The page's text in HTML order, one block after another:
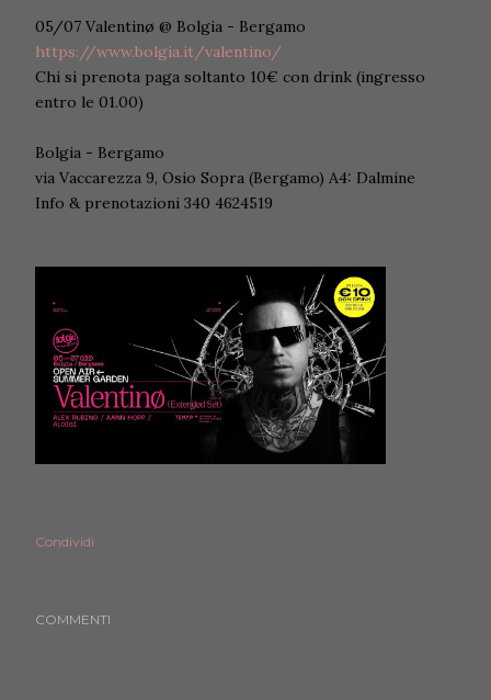
05/07 Valentinø @ Bolgia - Bergamo
https://www.bolgia.it/valentino/
Chi si prenota paga soltanto 10€ con drink (ingresso
entro le 01.00)
Bolgia - Bergamo
via Vaccarezza 9, Osio Sopra (Bergamo) A4: Dalmine
Info & prenotazioni 340 4624519
Condividi
COMMENTI